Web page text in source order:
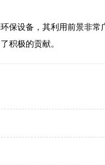
保设备，其利用前景非
积极的贡献。